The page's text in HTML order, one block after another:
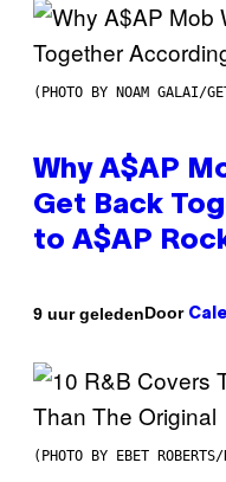
(PHOTO BY NOAM GALAI/
Why A$AP
Get Back
to A$AP
9 uur geledenDoor
(PHOTO BY EBET ROBERTS/